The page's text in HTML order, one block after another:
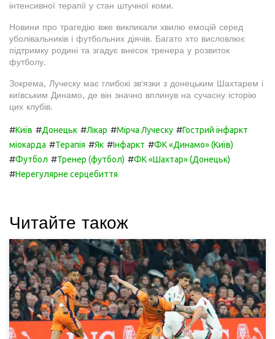
інтенсивної терапії у стан штучної коми.
Новини про трагедію вже викликали хвилю емоцій серед
уболівальників і футбольних діячів. Багато хто висловлює
підтримку родині та згадує внесок тренера у розвиток
футболу.
Зокрема, Луческу має глибокі зв'язки з донецьким Шахтарем і
київським Динамо, де він значно вплинув на сучасну історію
цих клубів.
#Київ #Донецьк #Лікар #Мірча Луческу #Гострий інфаркт
міокарда #Терапія #Як #Інфаркт #ФК «Динамо» (Київ)
#Футбол #Тренер (футбол) #ФК «Шахтар» (Донецьк)
#Нерегулярне серцебиття
Читайте також